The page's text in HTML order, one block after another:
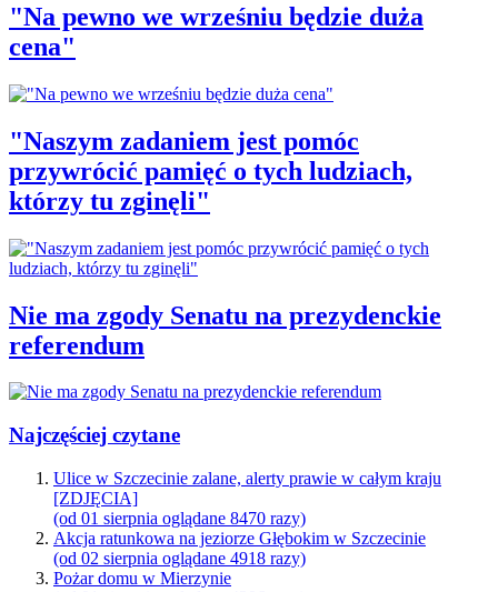
"Na pewno we wrześniu będzie duża
cena"
"Naszym zadaniem jest pomóc
przywrócić pamięć o tych ludziach,
którzy tu zginęli"
Nie ma zgody Senatu na prezydenckie
referendum
Najczęściej czytane
Ulice w Szczecinie zalane, alerty prawie w całym kraju
[ZDJĘCIA]
(od 01 sierpnia oglądane 8470 razy)
Akcja ratunkowa na jeziorze Głębokim w Szczecinie
(od 02 sierpnia oglądane 4918 razy)
Pożar domu w Mierzynie